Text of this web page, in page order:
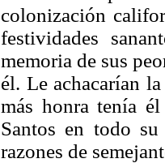
colonización
festividades
memoria de sus
él. Le achacarían
más honra tenía
Santos en todo
razones de